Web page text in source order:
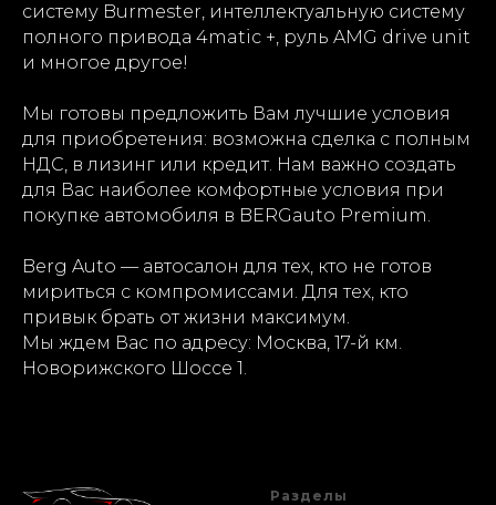
систему Burmester, интеллектуальную систему
полного привода 4matic +, руль AMG drive unit
и многое другое!
Мы готовы предложить Вам лучшие условия
для приобретения: возможна сделка с полным
НДС, в лизинг или кредит. Нам важно создать
для Вас наиболее комфортные условия при
покупке автомобиля в BERGauto Premium.
Berg Auto — автосалон для тех, кто не готов
мириться с компромиссами. Для тех, кто
привык брать от жизни максимум.
Мы ждем Вас по адресу: Москва, 17-й км.
Новорижского Шоссе 1.
Разделы